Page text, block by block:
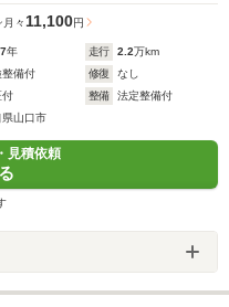
月々11,100円
年 走行 2.2万km
整備付 修復
なし
付 整備
法定整備付
県山口市
見積依頼